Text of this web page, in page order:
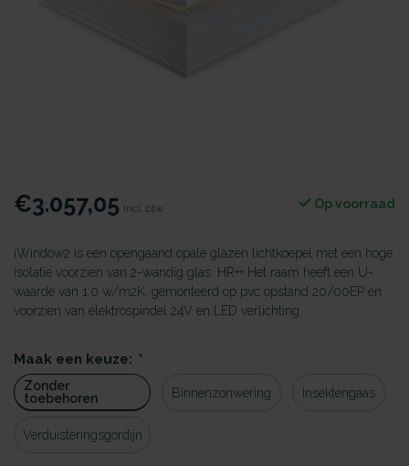
€3.057,05 Incl. btw Op voorraad
iWindow2 is een opengaand opale glazen lichtkoepel met een hoge
isolatie voorzien van 2-wandig glas. HR++ Het raam heeft een U-
waarde van 1.0 w/m2K. gemonteerd op pvc opstand 20/00EP en
voorzien van elektrospindel 24V en LED verlichting.
Maak een keuze: *
Zonder
toebehoren
Binnenzonwering Insektengaas
Verduisteringsgordijn